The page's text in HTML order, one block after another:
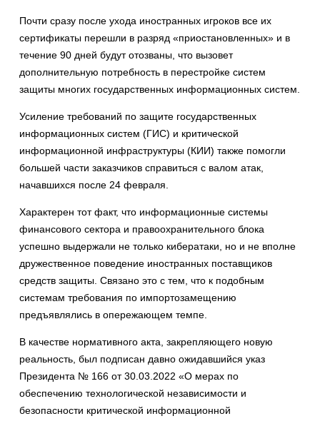
Почти сразу после ухода иностранных игроков все их
сертификаты перешли в разряд «приостановленных» и в
течение 90 дней будут отозваны, что вызовет
дополнительную потребность в перестройке систем
защиты многих государственных информационных систем.
Усиление требований по защите государственных
информационных систем (ГИС) и критической
информационной инфраструктуры (КИИ) также помогли
большей части заказчиков справиться с валом атак,
начавшихся после 24 февраля.
Характерен тот факт, что информационные системы
финансового сектора и правоохранительного блока
успешно выдержали не только кибератаки, но и не вполне
дружественное поведение иностранных поставщиков
средств защиты. Связано это с тем, что к подобным
системам требования по импортозамещению
предъявлялись в опережающем темпе.
В качестве нормативного акта, закрепляющего новую
реальность, был подписан давно ожидавшийся указ
Президента № 166 от 30.03.2022 «О мерах по
обеспечению технологической независимости и
безопасности критической информационной